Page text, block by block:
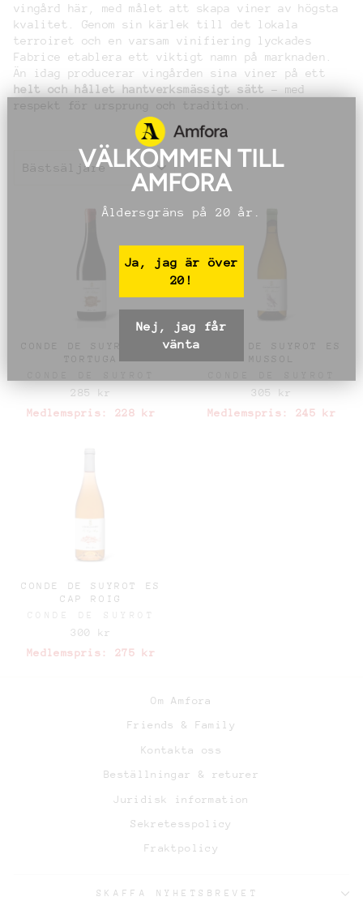
vingård här, med målet att skapa viner av högsta
kvalitet. Genom sin kärlek till det lokala
terroiret och en varsam vinifiering lyckades
Fabrice etablera ett viktigt namn på marknaden.
Än idag producerar vingården sina viner på ett
helt och hållet hantverksmässigt sätt – med
respekt för ursprung och tradition.
SORTERING
CONDE DE SUYROT SA
TORTUGA
285 kr
Medlemspris:
228 kr
CONDE DE SUYROT ES
MUSSOL
305 kr
Medlemspris:
245 kr
CONDE DE SUYROT ES
CAP ROIG
CONDE DE SUYROT
300 kr
Medlemspris:
275 kr
Om Amfora
Friends & Family
Kontakta oss
Beställningar & returer
Juridisk information
Sekretesspolicy
Fraktpolicy
SKAFFA NYHETSBREVET
VÄLKOMMEN TILL
AMFORA
Åldersgräns på 20 år.
Ja, jag är över
20!
Nej, jag får
vänta